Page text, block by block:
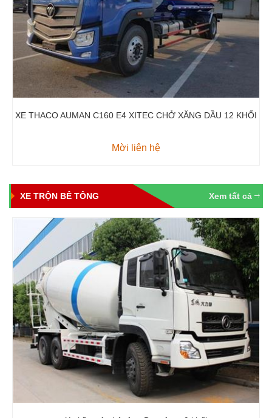
XE THACO AUMAN C160 E4 XITEC CHỞ XĂNG DẦU 12 KHỐI
Mời liên hệ
XE TRỘN BÊ TÔNG Xem tất cả